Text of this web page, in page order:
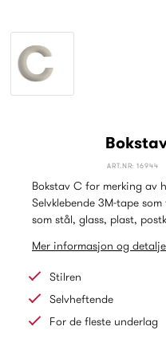
ART.NR: 16944
Bokstav C for merking av
Selvklebende 3M-tape
som stål, glass, plast,
Mer informasjon og
Stilren
Selvheftende
For de fleste underlag